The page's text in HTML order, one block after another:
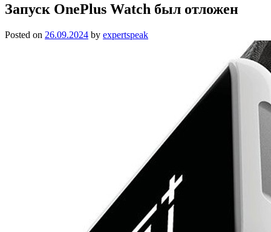
Запуск OnePlus Watch был отложен
Posted on 26.09.2024 by expertspeak